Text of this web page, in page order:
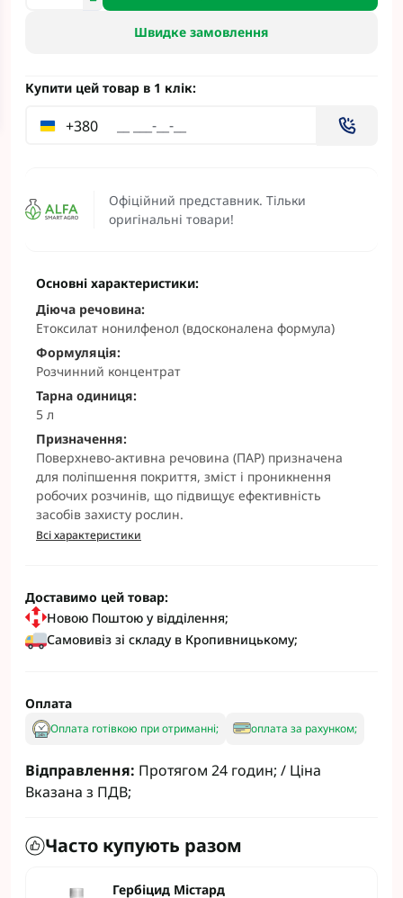
Офіційний представник. Тільки
оригінальні товари!
Швидке замовлення
Купити цей товар в 1 клік:
+380
Основні характеристики:
Діюча речовина:
Етоксилат нонилфенол (вдосконалена формула)
Формуляція:
Розчинний концентрат
Тарна одиниця:
5 л
Призначення:
Поверхнево-активна речовина (ПАР) призначена
для поліпшення покриття, зміст і проникнення
робочих розчинів, що підвищує ефективність
засобів захисту рослин.
Всі характеристики
Доставимо цей товар:
Новою Поштою у відділення;
Самовивіз зі складу в Кропивницькому;
Оплата
Оплата готівкою при отриманні; оплата за рахунком;
Відправлення: Протягом 24 годин; / Ціна
Вказана з ПДВ;
Часто купують разом
Гербіцид Містард